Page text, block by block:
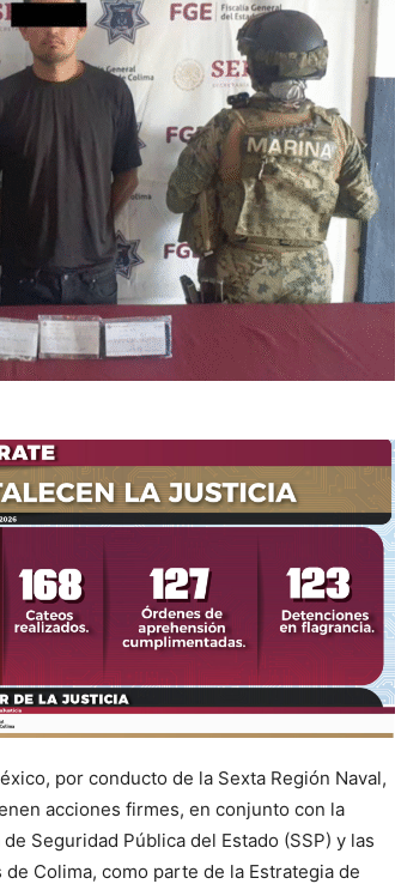
por conducto de la Sexta Región Naval,
acciones firmes, en conjunto con la
Seguridad Pública del Estado (SSP) y las
Colima, como parte de la Estrategia de